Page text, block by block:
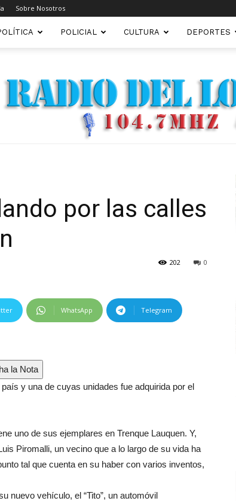
Sobre Nosotros
POLICIAL CULTURA DEPORTES
por las calles
0
202
WhatsApp Telegram
la Nota
y una de cuyas unidades fue adquirida por el
uno de sus ejemplares en Trenque Lauquen. Y,
Piromalli, un vecino que a lo largo de su vida ha
tal que cuenta en su haber con varios inventos,
nuevo vehículo, el “Tito”, un automóvil